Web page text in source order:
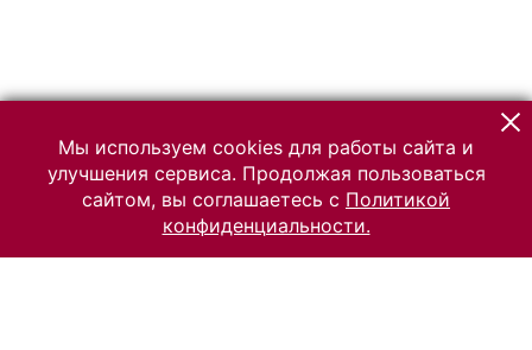
Мы используем cookies для работы сайта и
улучшения сервиса. Продолжая пользоваться
сайтом, вы соглашаетесь с Политикой
конфиденциальности.